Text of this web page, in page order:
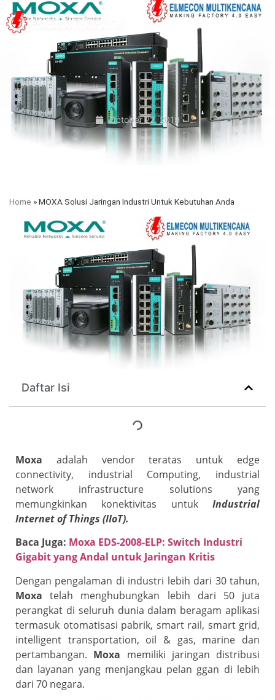
October 22, 2019
Home »MOXA Solusi Jaringan Industri Untuk Kebutuhan Anda
Daftar Isi
Moxa adalah vendor teratas untuk edge
connectivity, industrial Computing, industrial
network infrastructure solutions yang
memungkinkan konektivitas untuk Industrial
Internet of Things (IIoT).
Baca Juga: Moxa EDS-2008-ELP: Switch Industri
Gigabit yang Andal untuk Jaringan Kritis
Dengan pengalaman di industri lebih dari 30 tahun,
Moxa telah menghubungkan lebih dari 50 juta
perangkat di seluruh dunia dalam beragam aplikasi
termasuk otomatisasi pabrik, smart rail, smart grid,
intelligent transportation, oil & gas, marine dan
pertambangan. Moxa memiliki jaringan distribusi
dan layanan yang menjangkau pelan ggan di lebih
dari 70 negara.